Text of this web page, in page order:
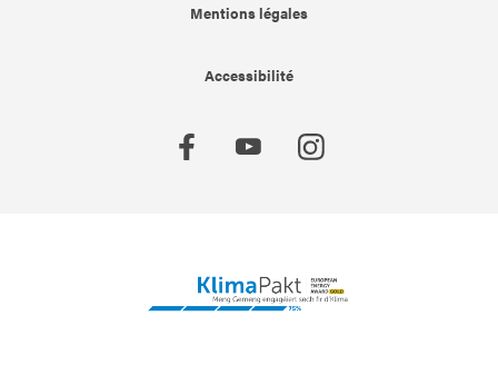
Mentions légales
Accessibilité